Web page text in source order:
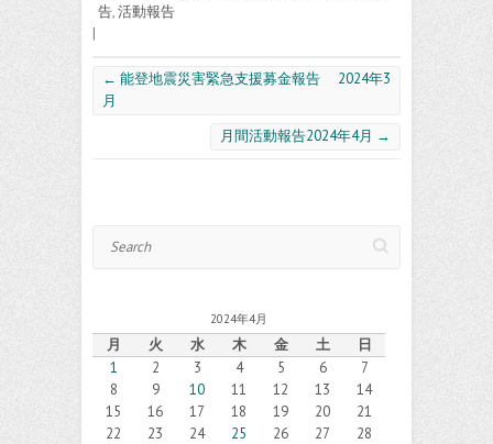
告,活動報告
|
← 能登地震災害緊急支援募金報告 2024年3
月
月間活動報告2024年4月 →
2024年4月
月 火 水 木 金 土
日
1
2 3 4 5 6
7
8
9 10 11 12 13
14
15
16 17 18 19 20
21
22
23 24 25 26 27
28